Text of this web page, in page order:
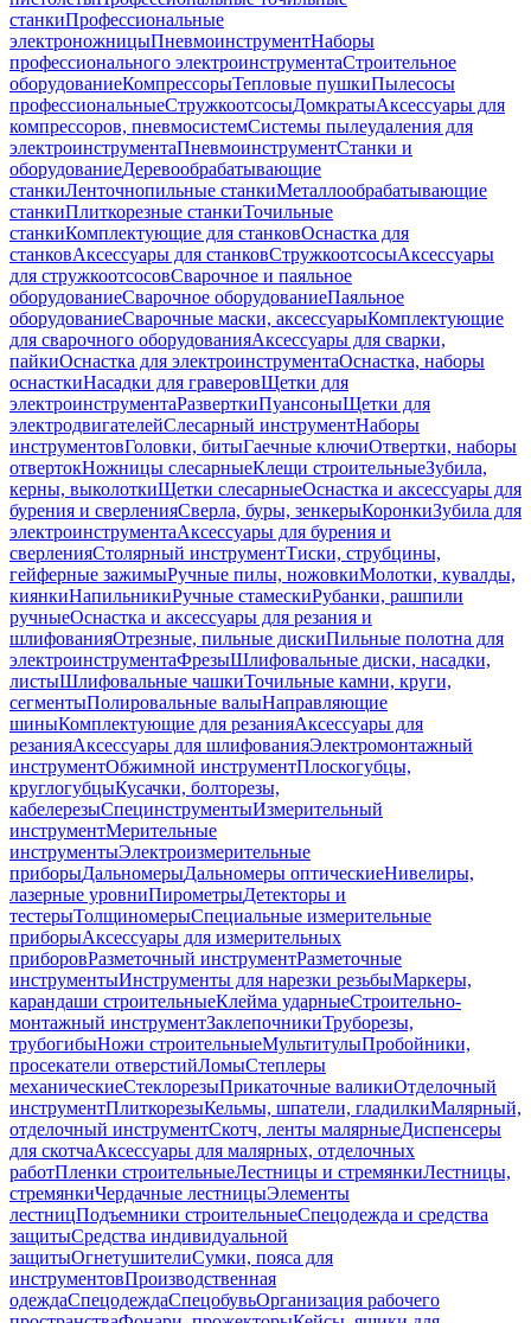
станкиПрофессиональные
электроножницыПневмоинструментНаборы
профессионального электроинструментаСтроительное
оборудованиеКомпрессорыТепловые пушкиПылесосы
профессиональныеСтружкоотсосыДомкратыАксессуары для
компрессоров, пневмосистемСистемы пылеудаления для
электроинструментаПневмоинструментСтанки и
оборудованиеДеревообрабатывающие
станкиЛенточнопильные станкиМеталлообрабатывающие
станкиПлиткорезные станкиТочильные
станкиКомплектующие для станковОснастка для
станковАксессуары для станковСтружкоотсосыАксессуары
для стружкоотсосовСварочное и паяльное
оборудованиеСварочное оборудованиеПаяльное
оборудованиеСварочные маски, аксессуарыКомплектующие
для сварочного оборудованияАксессуары для сварки,
пайкиОснастка для электроинструментаОснастка, наборы
оснасткиНасадки для граверовЩетки для
электроинструментаРазверткиПуансоныЩетки для
электродвигателейСлесарный инструментНаборы
инструментовГоловки, битыГаечные ключиОтвертки, наборы
отвертокНожницы слесарныеКлещи строительныеЗубила,
керны, выколоткиЩетки слесарныеОснастка и аксессуары для
бурения и сверленияСверла, буры, зенкерыКоронкиЗубила для
электроинструментаАксессуары для бурения и
сверленияСтолярный инструментТиски, струбцины,
гейферные зажимыРучные пилы, ножовкиМолотки, кувалды,
киянкиНапильникиРучные стамескиРубанки, рашпили
ручныеОснастка и аксессуары для резания и
шлифованияОтрезные, пильные дискиПильные полотна для
электроинструментаФрезыШлифовальные диски, насадки,
листыШлифовальные чашкиТочильные камни, круги,
сегментыПолировальные валыНаправляющие
шиныКомплектующие для резанияАксессуары для
резанияАксессуары для шлифованияЭлектромонтажный
инструментОбжимной инструментПлоскогубцы,
круглогубцыКусачки, болторезы,
кабелерезыСпецинструментыИзмерительный
инструментМерительные
инструментыЭлектроизмерительные
приборыДальномерыДальномеры оптическиеНивелиры,
лазерные уровниПирометрыДетекторы и
тестерыТолщиномерыСпециальные измерительные
приборыАксессуары для измерительных
приборовРазметочный инструментРазметочные
инструментыИнструменты для нарезки резьбыМаркеры,
карандаши строительныеКлейма ударныеСтроительно-
монтажный инструментЗаклепочникиТруборезы,
трубогибыНожи строительныеМультитулыПробойники,
просекатели отверстийЛомыСтеплеры
механическиеСтеклорезыПрикаточные валикиОтделочный
инструментПлиткорезыКельмы, шпатели, гладилкиМалярный,
отделочный инструментСкотч, ленты малярныеДиспенсеры
для скотчаАксессуары для малярных, отделочных
работПленки строительныеЛестницы и стремянкиЛестницы,
стремянкиЧердачные лестницыЭлементы
лестницПодъемники строительныеСпецодежда и средства
защитыСредства индивидуальной
защитыОгнетушителиСумки, пояса для
инструментовПроизводственная
одеждаСпецодеждаСпецобувьОрганизация рабочего